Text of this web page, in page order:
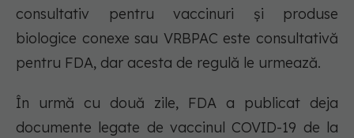
consultativ pentru vaccinuri și produse
biologice conexe sau VRBPAC este consultativă
pentru FDA, dar acesta de regulă le urmează.
În urmă cu două zile, FDA a publicat deja
documente legate de vaccinul COVID-19 de la